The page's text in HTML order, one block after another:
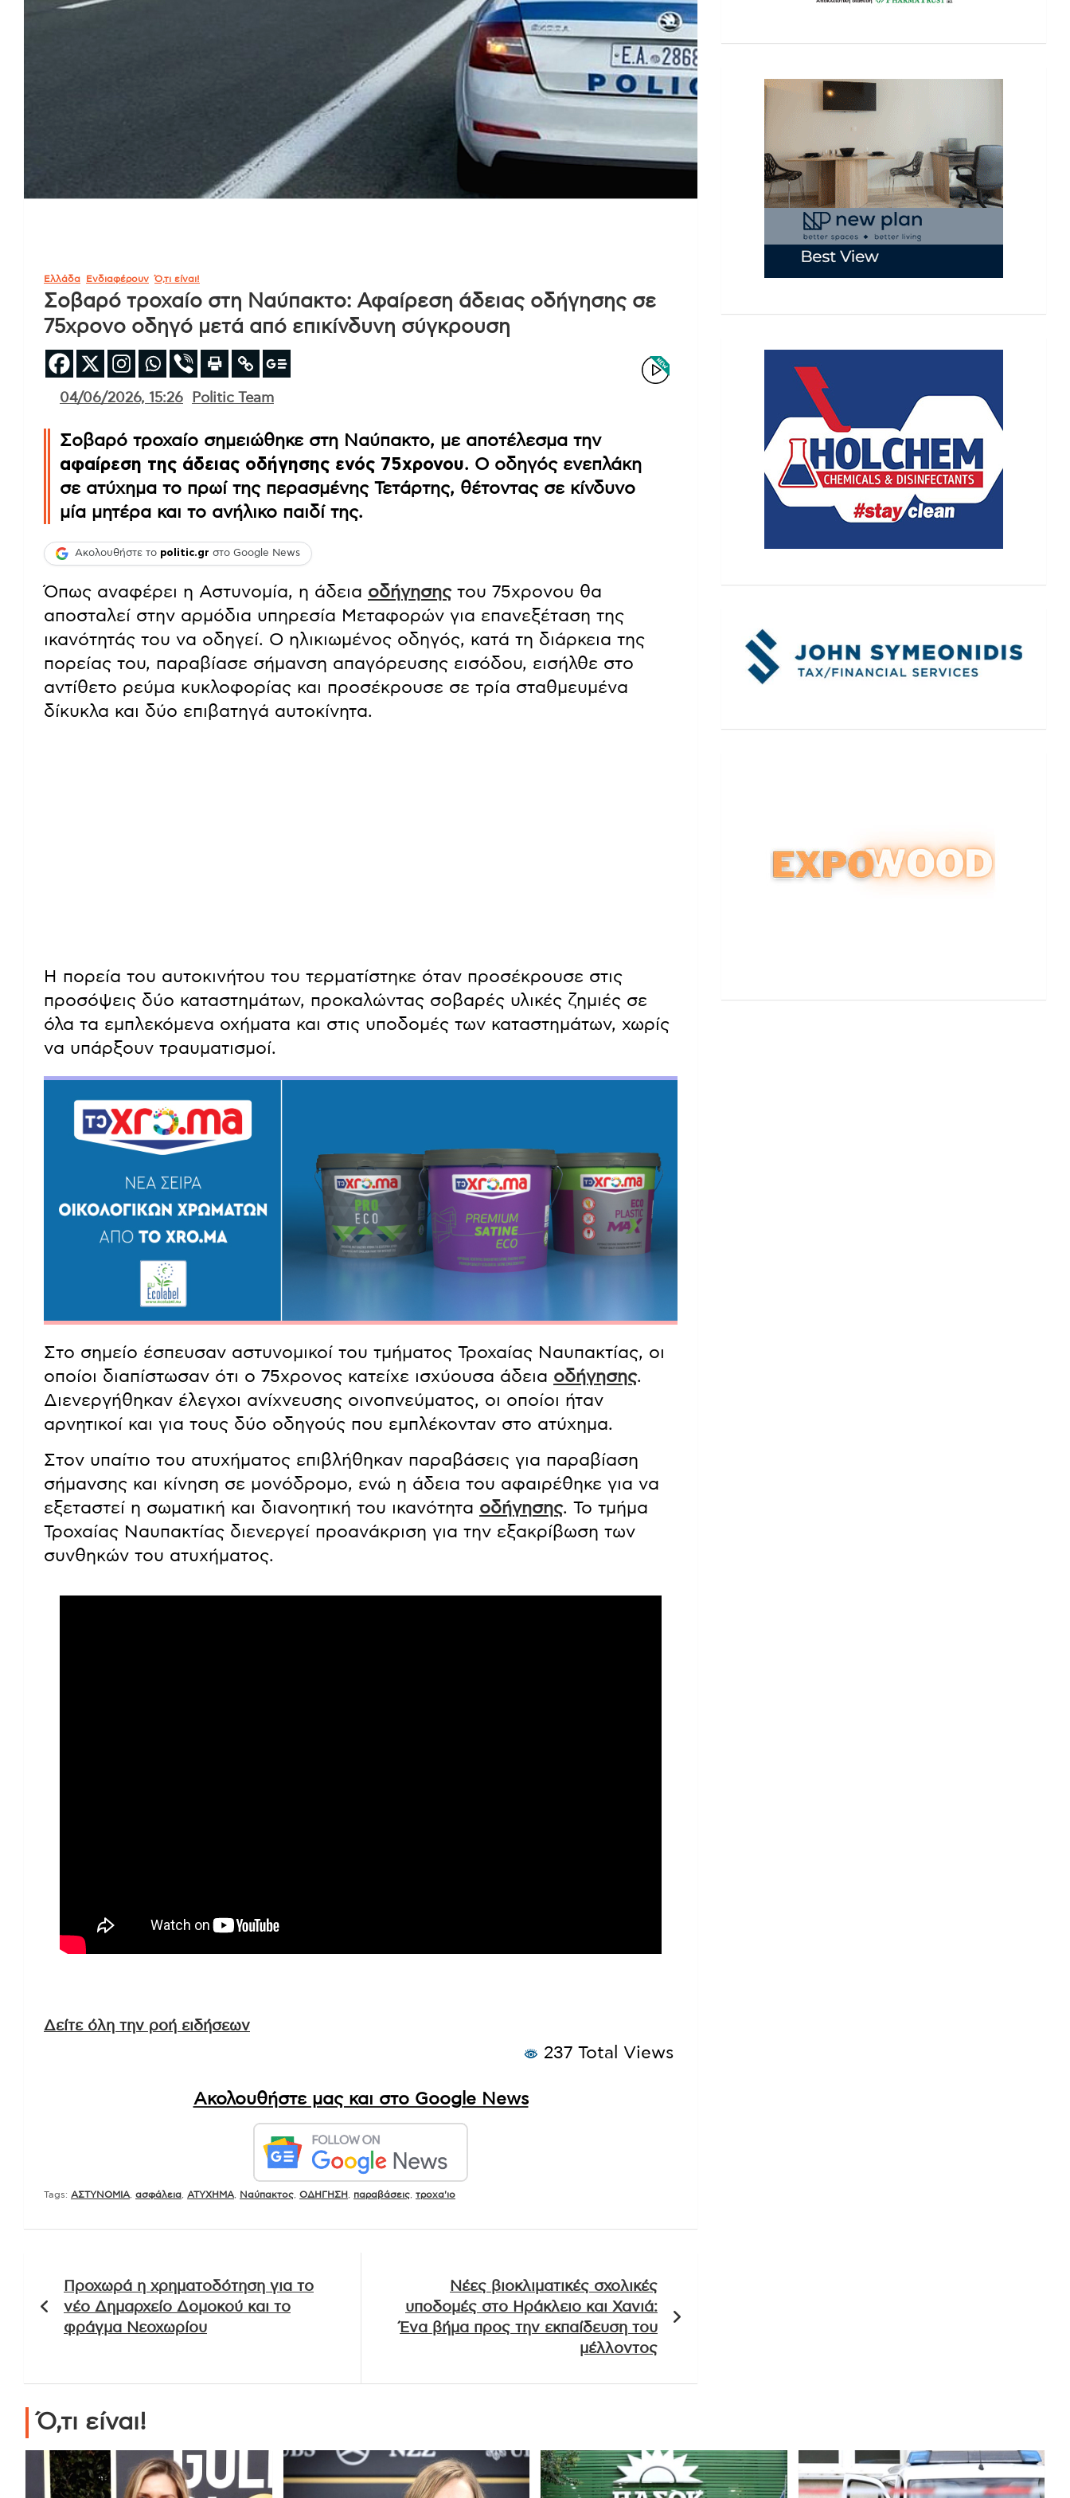
Ελλάδα Ενδιαφέρουν Ό,τι είναι!
Σοβαρό τροχαίο στη Ναύπακτο: Αφαίρεση άδειας οδήγησης σε
75χρονο οδηγό μετά από επικίνδυνη σύγκρουση
04/06/2026, 15:26 Politic Team
Σοβαρό τροχαίο σημειώθηκε στη Ναύπακτο, με αποτέλεσμα την
αφαίρεση της άδειας οδήγησης ενός 75χρονου. Ο οδηγός ενεπλάκη
σε ατύχημα το πρωί της περασμένης Τετάρτης, θέτοντας σε κίνδυνο
μία μητέρα και το ανήλικο παιδί της.
Ακολουθήστε το politic.gr στο Google News
Όπως αναφέρει η Αστυνομία, η άδεια οδήγησηςτου 75χρονου θα
αποσταλεί στην αρμόδια υπηρεσία Μεταφορών για επανεξέταση της
ικανότητάς του να οδηγεί. Ο ηλικιωμένος οδηγός, κατά τη διάρκεια της
πορείας του, παραβίασε σήμανση απαγόρευσης εισόδου, εισήλθε στο
αντίθετο ρεύμα κυκλοφορίας και προσέκρουσε σε τρία σταθμευμένα
δίκυκλα και δύο επιβατηγά αυτοκίνητα.
Η πορεία του αυτοκινήτου του τερματίστηκε όταν προσέκρουσε στις
προσόψεις δύο καταστημάτων, προκαλώντας σοβαρές υλικές ζημιές σε
όλα τα εμπλεκόμενα οχήματα και στις υποδομές των καταστημάτων, χωρίς
να υπάρξουν τραυματισμοί.
Στο σημείο έσπευσαν αστυνομικοί του τμήματος Τροχαίας Ναυπακτίας, οι
οποίοι διαπίστωσαν ότι ο 75χρονος κατείχε ισχύουσα άδεια οδήγησης.
Διενεργήθηκαν έλεγχοι ανίχνευσης οινοπνεύματος, οι οποίοι ήταν
αρνητικοί και για τους δύο οδηγούς που εμπλέκονταν στο ατύχημα.
Στον υπαίτιο του ατυχήματος επιβλήθηκαν παραβάσεις για παραβίαση
σήμανσης και κίνηση σε μονόδρομο, ενώ η άδεια του αφαιρέθηκε για να
εξεταστεί η σωματική και διανοητική του ικανότητα οδήγησης. Το τμήμα
Τροχαίας Ναυπακτίας διενεργεί προανάκριση για την εξακρίβωση των
συνθηκών του ατυχήματος.
Δείτε όλη την ροή ειδήσεων
237 Total Views
Ακολουθήστε μας και στο Google News
Tags: ΑΣΤΥΝΟΜΙΑ ασφάλεια ΑΤΥΧΗΜΑ Ναύπακτος ΟΔΗΓΗΣΗ παραβάσεις τροχα'ιο
άρθρων
Προχωρά η χρηματοδότηση για το
νέο Δημαρχείο Δομοκού και το
φράγμα Νεοχωρίου
Νέες βιοκλιματικές σχολικές
υποδομές στο Ηράκλειο και Χανιά:
Ένα βήμα προς την εκπαίδευση του
μέλλοντος
Ό,τι είναι!